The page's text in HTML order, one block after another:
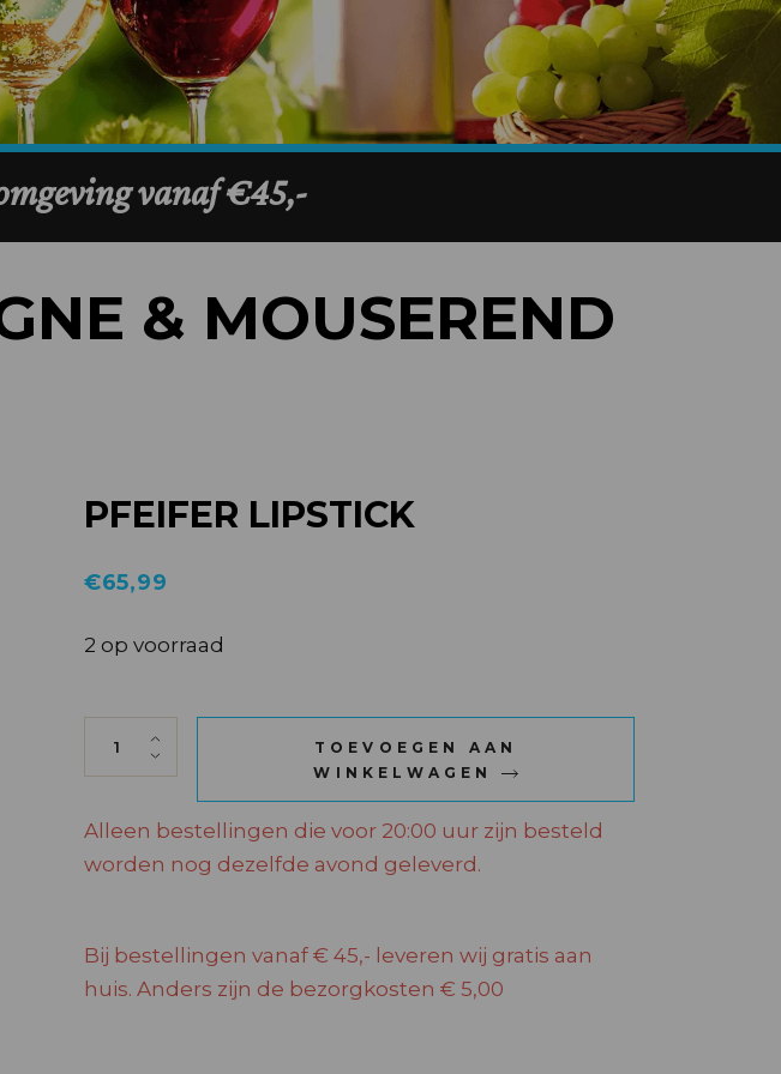
& MOUSEREND
PFEIFER LIPSTICK
€65,99
2 op voorraad
PFEIFER LIPSTICK quantity
TOEVOEGEN AAN
WINKELWAGEN
Alleen bestellingen die voor 20:00 uur zijn besteld
worden nog dezelfde avond geleverd.
Bij bestellingen vanaf € 45,- leveren wij gratis aan
huis. Anders zijn de bezorgkosten € 5,00